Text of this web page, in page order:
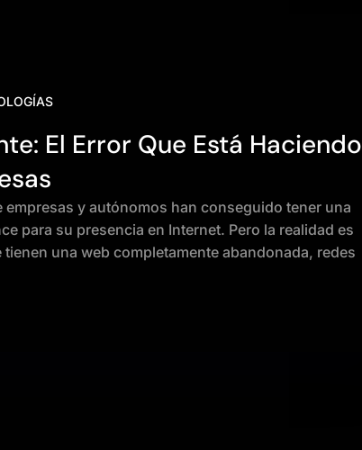
El Error Que Está Haciendo
y autónomos han conseguido tener una
para su presencia en Internet. Pero la realidad es
una web completamente abandonada, redes